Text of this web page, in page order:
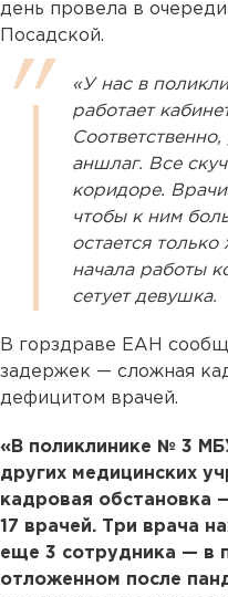
день провела в
Посадской.
«У нас в
работает
аншлаг. Все
коридоре. Врачи
чтобы к ним
остается
начала работы
сетует девушка.
В горздраве ЕАН
задержек — сложная
дефицитом врачей.
«В поликлинике № 3
других медицинских
кадровая обстановка
17 врачей. Три врача
еще 3 сотрудника — в
отложенном после